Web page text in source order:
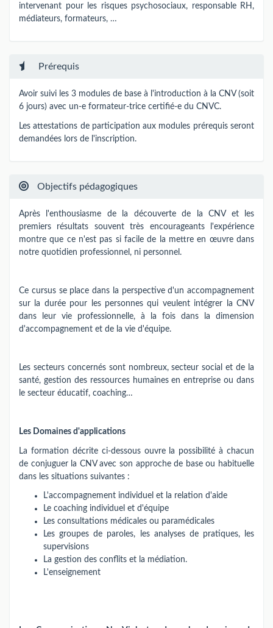
intervenant pour les risques psychosociaux, responsable RH,
médiateurs, formateurs, …
Prérequis
Avoir suivi les 3 modules de base à l'introduction à la CNV (soit
6 jours) avec un-e formateur-trice certifié-e du CNVC.
Les attestations de participation aux modules prérequis seront
demandées lors de l'inscription.
Objectifs pédagogiques
Après l'enthousiasme de la découverte de la CNV et les
premiers résultats souvent très encourageants l'expérience
montre que ce n'est pas si facile de la mettre en œuvre dans
notre quotidien professionnel, ni personnel.
Ce cursus se place dans la perspective d'un accompagnement
sur la durée pour les personnes qui veulent intégrer la CNV
dans leur vie professionnelle, à la fois dans la dimension
d'accompagnement et de la vie d'équipe.
Les secteurs concernés sont nombreux, secteur social et de la
santé, gestion des ressources humaines en entreprise ou dans
le secteur éducatif, coaching…
Les Domaines d'applications
La formation décrite ci-dessous ouvre la possibilité à chacun
de conjuguer la CNV avec son approche de base ou habituelle
dans les situations suivantes :
L'accompagnement individuel et la relation d'aide
Le coaching individuel et d'équipe
Les consultations médicales ou paramédicales
Les groupes de paroles, les analyses de pratiques, les
supervisions
La gestion des conflits et la médiation.
L'enseignement